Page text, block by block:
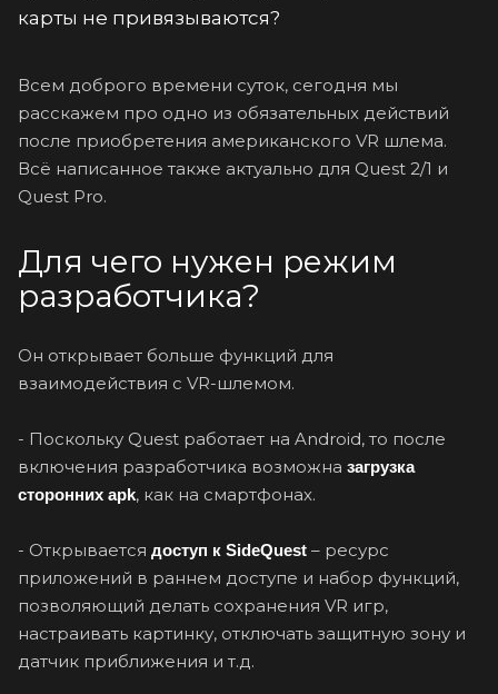
карты не привязываются?
Всем доброго времени суток, сегодня мы
расскажем про одно из обязательных действий
после приобретения американского VR шлема.
Всё написанное также актуально для Quest 2/1 и
Quest Pro.
Для чего нужен режим
разработчика?
Он открывает больше функций для
взаимодействия с VR-шлемом.
- Поскольку Quest работает на Android, то после
включения разработчика возможна загрузка
сторонних apk, как на смартфонах.
- Открывается доступ к SideQuest – ресурс
приложений в раннем доступе и набор функций,
позволяющий делать сохранения VR игр,
настраивать картинку, отключать защитную зону и
датчик приближения и т.д.